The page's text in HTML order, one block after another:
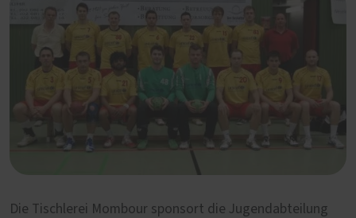
Die Tischlerei Mombour sponsort die Jugendabteilung